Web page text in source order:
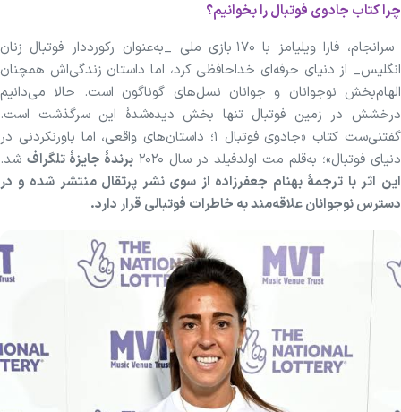
چرا کتاب جادوی فوتبال را بخوانیم؟
سرانجام، فارا ویلیامز با ۱۷۰ بازی ملی _به‌عنوان رکورددار فوتبال زنان
انگلیس_ از دنیای حرفه‌ای خداحافظی کرد، اما داستان زندگی‌اش همچنان
الهام‌بخش نوجوانان و جوانان نسل‌های گوناگون است. حالا می‌دانیم
درخشش در زمین فوتبال تنها بخش دیده‌شدهٔ این سرگذشت است.
گفتنی‌ست کتاب «جادوی فوتبال ۱؛ داستان‌های واقعی، اما باورنکردنی در
دنیای فوتبال»؛ به‌قلم مت اولدفیلد در سال ۲۰۲۰
برندهٔ جایزهٔ تلگراف شد.
این اثر با ترجمهٔ بهنام جعفرزاده از سوی نشر پرتقال منتشر شده و در
دسترس نوجوانان علاقه‌مند به خاطرات فوتبالی قرار دارد.